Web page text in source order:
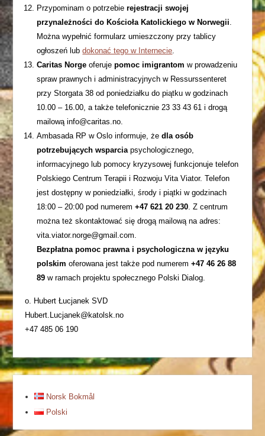
Przypominam o potrzebierejestracji swojej
przynależności do Kościoła Katolickiego w Norwegii.
Można wypełnić formularz umieszczony przy tablicy
ogłoszeń lubdokonać tego w Internecie.
Caritas Norge oferujepomoc imigrantom w prowadzeniu
spraw prawnych i administracyjnych w Ressurssenteret
przy Storgata 38 od poniedziałku do piątku w godzinach
10.00 – 16.00, a także telefonicznie 23 33 43 61 i drogą
mailową info@caritas.no.
Ambasada RP w Oslo informuje, żedla osób
potrzebujących wsparciapsychologicznego,
informacyjnego lub pomocy kryzysowej funkcjonuje telefon
Polskiego Centrum Terapii i Rozwoju Vita Viator. Telefon
jest dostępny w poniedziałki, środy i piątki w godzinach
18:00 – 20:00 pod numerem+47 621 20 230. Z centrum
można też skontaktować się drogą mailową na adres:
vita.viator.norge@gmail.com.
Bezpłatna pomoc prawna i psychologiczna w języku
polskim oferowana jest także pod numerem+47 46 26 88
89w ramach projektu społecznego Polski Dialog.
o. Hubert Łucjanek SVD
Hubert.Lucjanek@katolsk.no
+47 485 06 190
Norsk Bokmål
Polski